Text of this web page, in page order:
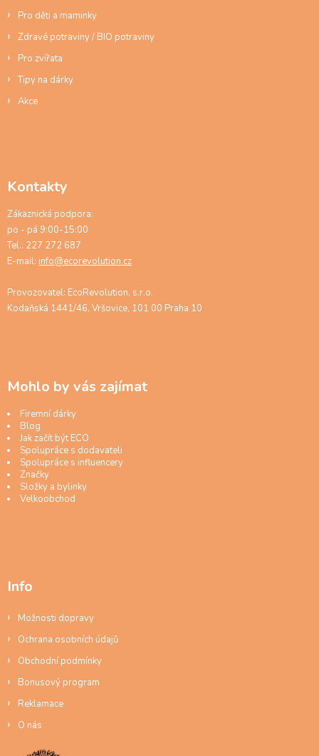
Pro děti a maminky
Zdravé potraviny / BIO potraviny
Pro zvířata
Tipy na dárky
Akce
Kontakty
Zákaznická podpora:
po - pá 9:00-15:00
Tel.: 227 272 687
E-mail: info@ecorevolution.cz
Provozovatel: EcoRevolution, s.r.o.
Kodaňská 1441/46, Vršovice, 101 00 Praha 10
Mohlo by vás zajímat
Firemní dárky
Blog
Jak začít být ECO
Spolupráce s dodavateli
Spolupráce s influencery
Značky
Složky a bylinky
Velkoobchod
Info
Možnosti dopravy
Ochrana osobních údajů
Obchodní podmínky
Bonusový program
Reklamace
O nás